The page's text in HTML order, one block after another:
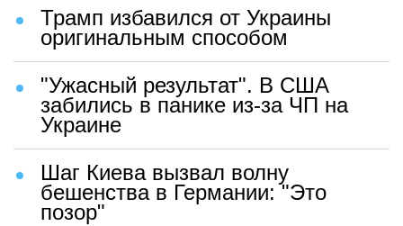
Трамп избавился от Украины
оригинальным способом
"Ужасный результат". В США
забились в панике из-за ЧП на
Украине
Шаг Киева вызвал волну
бешенства в Германии: "Это
позор"